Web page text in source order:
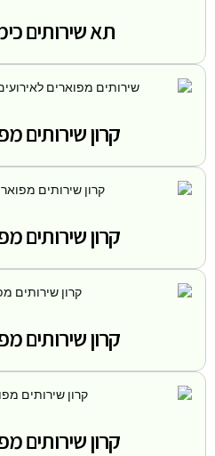
תא שירותים
קרון שירותים מפואר
קרון שירותים מפואר
קרון שירותים מפואר
קרון שירותים מפואר